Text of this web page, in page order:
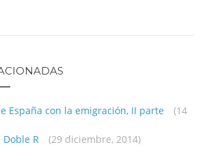
España con la emigración, II parte (14
Doble R
(29 diciembre, 2014)